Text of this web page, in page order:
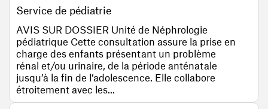
Service de pédiatrie
AVIS SUR DOSSIER Unité de Néphrologie
pédiatrique Cette consultation assure la prise en
charge des enfants présentant un problème
rénal et/ou urinaire, de la période anténatale
jusqu’à la fin de l’adolescence. Elle collabore
étroitement avec les...